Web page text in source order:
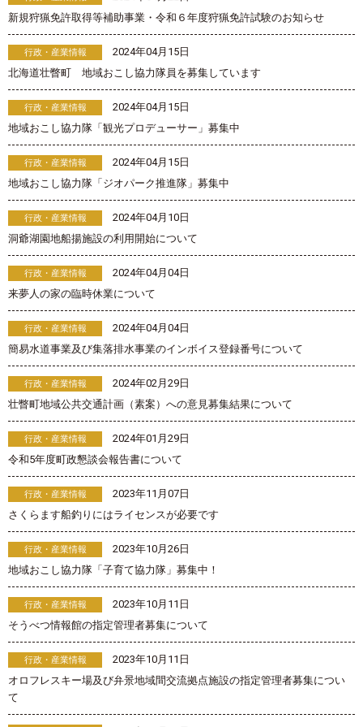
新規狩猟免許取得等補助事業・令和６年度狩猟免許試験のお知らせ
行政・産業情報
2024年04月15日
北海道壮瞥町 地域おこし協力隊員を募集しています
行政・産業情報
2024年04月15日
地域おこし協力隊「観光プロデューサー」募集中
行政・産業情報
2024年04月15日
地域おこし協力隊「ジオパーク推進隊」募集中
行政・産業情報
2024年04月10日
洞爺湖園地船揚施設の利用開始について
行政・産業情報
2024年04月04日
来夢人の家の臨時休業について
行政・産業情報
2024年04月04日
簡易水道事業及び集落排水事業のインボイス登録番号について
行政・産業情報
2024年02月29日
壮瞥町地域公共交通計画（素案）への意見募集結果について
行政・産業情報
2024年01月29日
令和5年度町政懇談会報告書について
行政・産業情報
2023年11月07日
さくらます船釣りにはライセンスが必要です
行政・産業情報
2023年10月26日
地域おこし協力隊「子育て協力隊」募集中！
行政・産業情報
2023年10月11日
そうべつ情報館の指定管理者募集について
行政・産業情報
2023年10月11日
オロフレスキー場及び弁景地域間交流拠点施設の指定管理者募集につい
て